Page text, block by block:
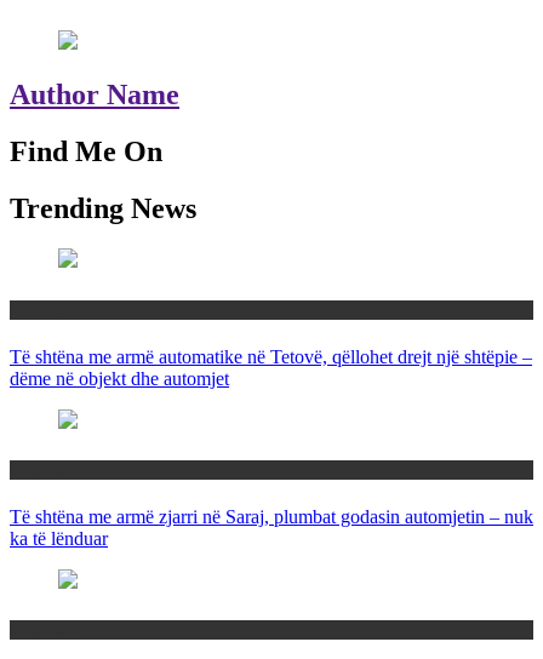
Author Name
Find Me On
Trending News
Të shtëna me armë automatike në Tetovë, qëllohet drejt një shtëpie –
dëme në objekt dhe automjet
Të shtëna me armë zjarri në Saraj, plumbat godasin automjetin – nuk
ka të lënduar